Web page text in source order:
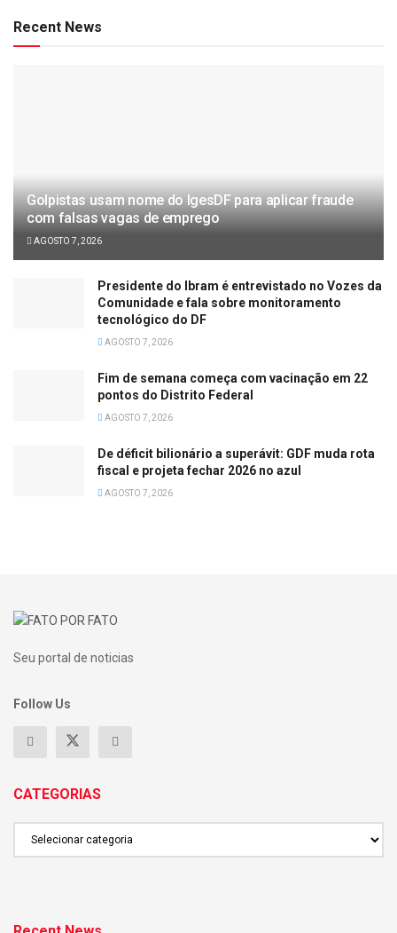
Recent News
Golpistas usam nome do IgesDF para aplicar fraude
com falsas vagas de emprego
AGOSTO 7, 2026
Presidente do Ibram é entrevistado no Vozes da
Comunidade e fala sobre monitoramento
tecnológico do DF
AGOSTO 7, 2026
Fim de semana começa com vacinação em 22
pontos do Distrito Federal
AGOSTO 7, 2026
De déficit bilionário a superávit: GDF muda rota
fiscal e projeta fechar 2026 no azul
AGOSTO 7, 2026
Seu portal de noticias
Follow Us
CATEGORIAS